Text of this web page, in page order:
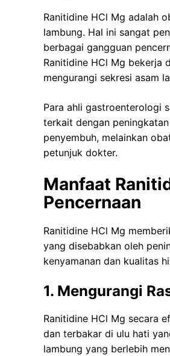
Ranitidine HCl Mg adalah
lambung. Hal ini sangat
berbagai gangguan
Ranitidine HCl Mg bekerja
mengurangi sekresi asam
Para ahli gastroenterologi
terkait dengan
penyembuh, melainkan
petunjuk dokter.
Manfaat
Pencernaan
Ranitidine HCl Mg
yang disebabkan oleh
kenyamanan dan kualitas
1. Mengurangi
Ranitidine HCl Mg secara
dan terbakar di ulu hati
lambung yang berlebih